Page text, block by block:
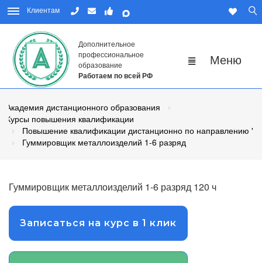
Клиентам
Дополнительное
профессиональное
образование
Работаем по всей РФ
Академия дистанционного образования
Курсы повышения квалификации
Повышение квалификации дистанционно по направлению
Гуммировщик металлоизделий 1-6 разряд
Гуммировщик металлоизделий 1-6 разряд 120 ч
Записаться на курс в 1 клик